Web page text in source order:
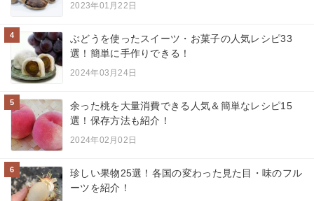
2023年01月22日
4
ぶどうを使ったスイーツ・お菓子の人気レシピ33
選！簡単に手作りできる！
2024年03月24日
5
余った桃を大量消費できる人気＆簡単なレシピ15
選！保存方法も紹介！
2024年02月02日
6
珍しい果物25選！各国の変わった見た目・味のフル
ーツを紹介！